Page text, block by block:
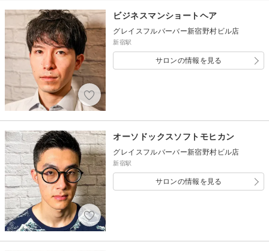
ビジネスマンショートヘア
グレイスフルバーバー新宿野村ビル店
新宿駅
サロンの情報を見る
オーソドックスソフトモヒカン
グレイスフルバーバー新宿野村ビル店
新宿駅
サロンの情報を見る